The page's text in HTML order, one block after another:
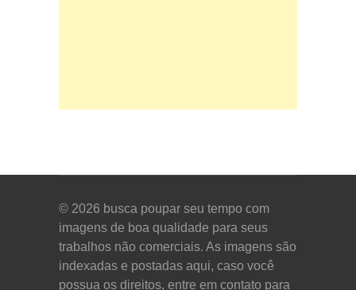
© 2026 busca poupar seu tempo com
imagens de boa qualidade para seus
trabalhos não comerciais. As imagens são
indexadas e postadas aqui, caso você
possua os direitos, entre em contato para